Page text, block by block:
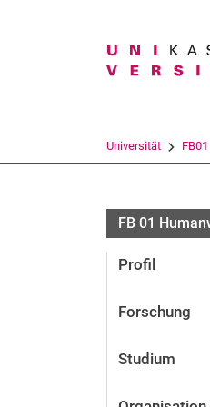
Universität FB01
FB 01
Profil
Forschung
Studium